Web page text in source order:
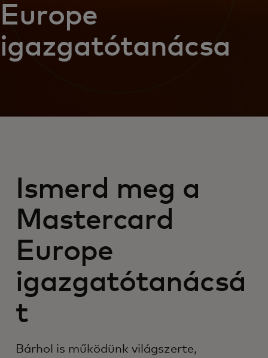
Europe
igazgatótanácsa
Ismerd meg a
Mastercard
Europe
igazgatótanácsá
t
Bárhol is működünk világszerte,